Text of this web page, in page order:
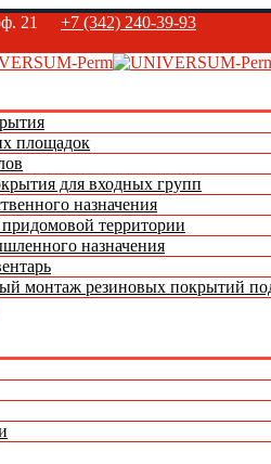
21
+7 (342) 240-39-93
площадок
для входных групп
назначения
придомовой территории
назначения
монтаж резиновых покрытий